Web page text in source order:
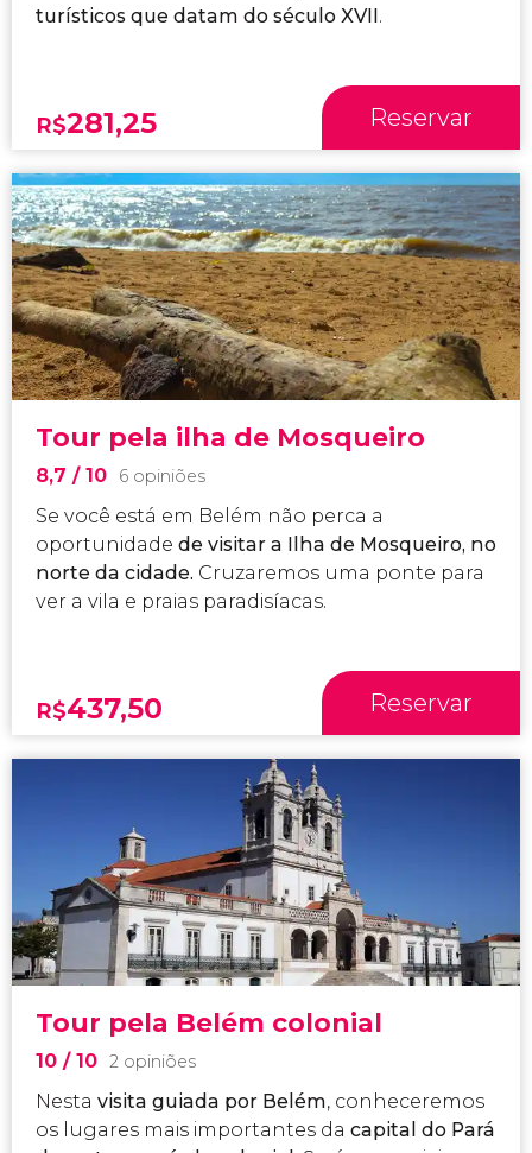
turísticos que datam do século XVII.
R$281,25 Reservar
Tour pela ilha de Mosqueiro
8,7 / 10 6 opiniões
Se você está em Belém não perca a
oportunidade de visitar a Ilha de Mosqueiro, no
norte da cidade. Cruzaremos uma ponte para
ver a vila e praias paradisíacas.
R$437,50 Reservar
Tour pela Belém colonial
10 / 10 2 opiniões
Nesta visita guiada por Belém, conheceremos
os lugares mais importantes da capital do Pará